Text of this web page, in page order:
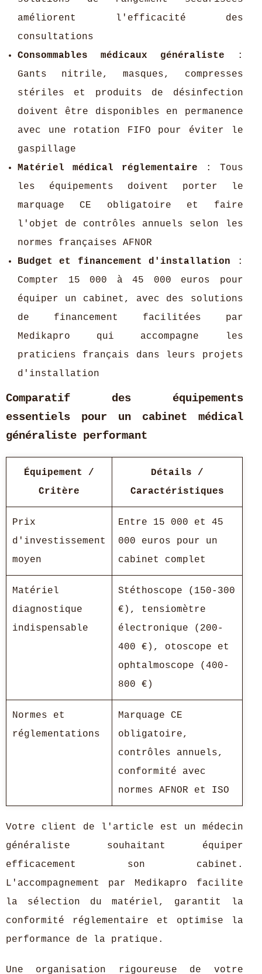
améliorent l'efficacité des
consultations
Consommables médicaux généraliste :
Gants nitrile, masques, compresses
stériles et produits de désinfection
doivent être disponibles en permanence
avec une rotation FIFO pour éviter le
gaspillage
Matériel médical réglementaire : Tous
les équipements doivent porter le
marquage CE obligatoire et faire
l'objet de contrôles annuels selon les
normes françaises AFNOR
Budget et financement d'installation :
Compter 15 000 à 45 000 euros pour
équiper un cabinet, avec des solutions
de financement facilitées par
Medikapro qui accompagne les
praticiens français dans leurs projets
d'installation
Comparatif des équipements
essentiels pour un cabinet médical
généraliste performant
Équipement /
Critère
Détails /
Caractéristiques
Prix
d'investissement
moyen
Entre 15 000 et 45
000 euros pour un
cabinet complet
Matériel
diagnostique
indispensable
Stéthoscope (150-300
€), tensiomètre
électronique (200-
400 €), otoscope et
ophtalmoscope (400-
800 €)
Normes et
réglementations
Marquage CE
obligatoire,
contrôles annuels,
conformité avec
normes AFNOR et ISO
Votre client de l'article est un médecin
généraliste souhaitant équiper
efficacement son cabinet.
L'accompagnement par Medikapro facilite
la sélection du matériel, garantit la
conformité réglementaire et optimise la
performance de la pratique.
Une organisation rigoureuse de votre